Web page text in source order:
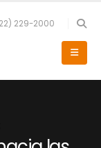
229-2000